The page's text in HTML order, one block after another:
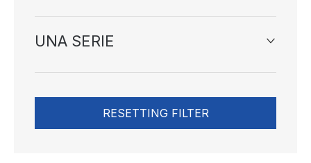
UNA SERIE
RESETTING FILTER